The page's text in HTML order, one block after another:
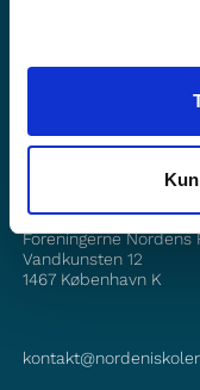
Følg oss på
KONTAKT
Foreningerne Nordens
Vandkunsten 12
1467 København K